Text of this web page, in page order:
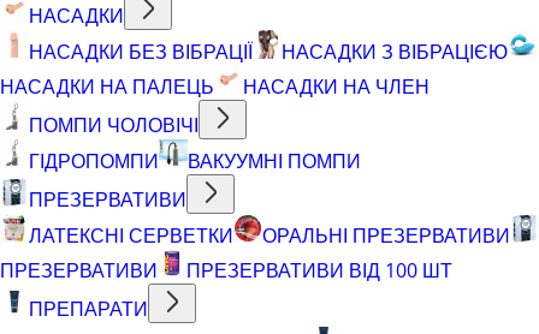
НАСАДКИ
НАСАДКИ БЕЗ ВІБРАЦІЇ
НАСАДКИ З ВІБРАЦІЄЮ
НАСАДКИ НА ПАЛЕЦЬ
НАСАДКИ НА ЧЛЕН
ПОМПИ ЧОЛОВІЧІ
ГІДРОПОМПИ
ВАКУУМНІ ПОМПИ
ПРЕЗЕРВАТИВИ
ЛАТЕКСНІ СЕРВЕТКИ
ОРАЛЬНІ ПРЕЗЕРВАТИВИ
ПРЕЗЕРВАТИВИ
ПРЕЗЕРВАТИВИ ВІД 100 ШТ
ПРЕПАРАТИ